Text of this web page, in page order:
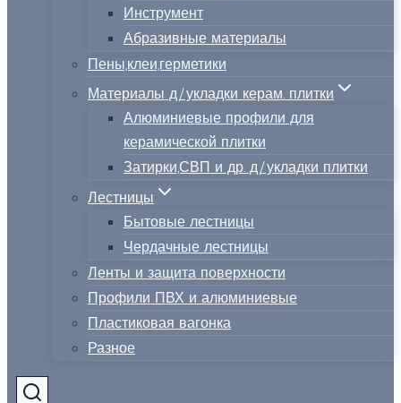
Инструмент
Абразивные материалы
Пены,клеи,герметики
Материалы д/укладки керам. плитки
Алюминиевые профили для
керамической плитки
Затирки,СВП и др. д/укладки плитки
Лестницы
Бытовые лестницы
Чердачные лестницы
Ленты и защита поверхности
Профили ПВХ и алюминиевые
Пластиковая вагонка
Разное